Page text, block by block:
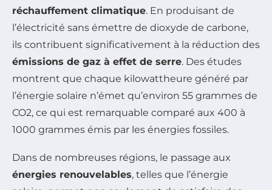
réchauffement climatique. En produisant de
l’électricité sans émettre de dioxyde de carbone,
ils contribuent significativement à la réduction des
émissions de gaz à effet de serre. Des études
montrent que chaque kilowattheure généré par
l’énergie solaire n’émet qu’environ 55 grammes de
CO2, ce qui est remarquable comparé aux 400 à
1000 grammes émis par les énergies fossiles.
Dans de nombreuses régions, le passage aux
énergies renouvelables, telles que l’énergie